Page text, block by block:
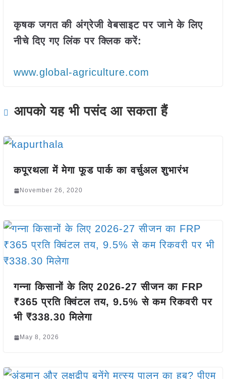
कृषक जगत की अंग्रेजी वेबसाइट पर जाने के लिए
नीचे दिए गए लिंक पर क्लिक करें:
www.global-agriculture.com
आपको यह भी पसंद आ सकता हैं
कपूरथला में मेगा फूड पार्क का वर्चुअल शुभारंभ
November 26, 2020
गन्ना किसानों के लिए 2026-27 सीजन का FRP
₹365 प्रति क्विंटल तय, 9.5% से कम रिकवरी पर
भी ₹338.30 मिलेगा
May 8, 2026